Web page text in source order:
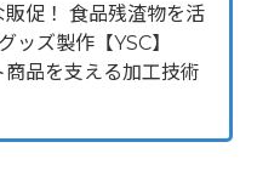
促！ 食品残渣物を活
ッズ製作【YSC】
品を支える加工技術